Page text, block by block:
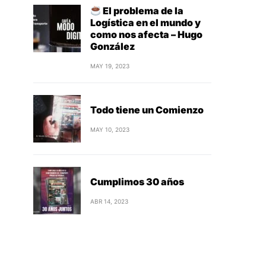
El problema de la
Logística en el mundo y
como nos afecta – Hugo
González
MAY 19, 2023
Todo tiene un Comienzo
MAY 10, 2023
Cumplimos 30 años
ABR 14, 2023